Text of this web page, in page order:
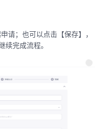
；也可以点击【保存】，
续完成流程。